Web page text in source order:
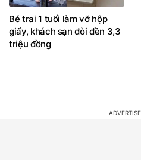
Bé trai 1 tuổi làm vỡ hộp
giấy, khách sạn đòi đền 3,3
triệu đồng